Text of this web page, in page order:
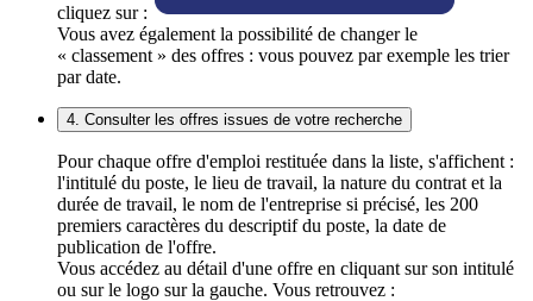
cliquez sur :
Vous avez également la possibilité de changer le
« classement » des offres : vous pouvez par exemple les trier
par date.
4. Consulter les offres issues de votre recherche
Pour chaque offre d'emploi restituée dans la liste, s'affichent :
l'intitulé du poste, le lieu de travail, la nature du contrat et la
durée de travail, le nom de l'entreprise si précisé, les 200
premiers caractères du descriptif du poste, la date de
publication de l'offre.
Vous accédez au détail d'une offre en cliquant sur son intitulé
ou sur le logo sur la gauche. Vous retrouvez :